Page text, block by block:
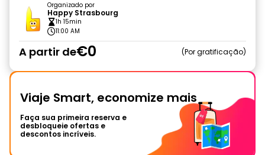
Organizado por
Happy Strasbourg
1h 15min
11:00 AM
A partir de€0 Por gratificação
Viaje Smart, economize mais
Faça sua primeira reserva e
desbloqueie ofertas e
descontos incríveis.